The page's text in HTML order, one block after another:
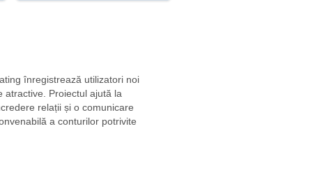
înregistrează utilizatori noi
atractive. Proiectul ajută la
relații și o comunicare
a conturilor potrivite